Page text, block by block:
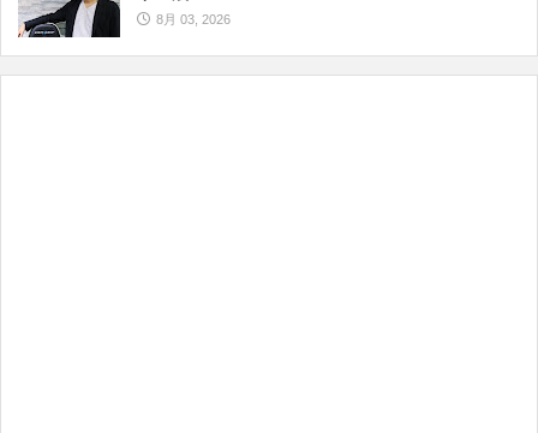
8月 03, 2026